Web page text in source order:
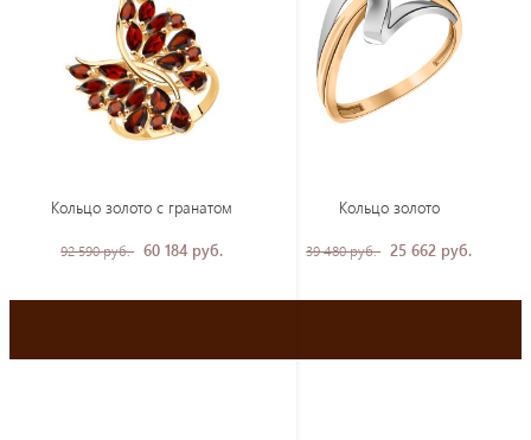
Кольцо золото с гранатом
92 590 руб. 60 184 руб.
Кольцо золото
39 480 руб. 25 662 руб.